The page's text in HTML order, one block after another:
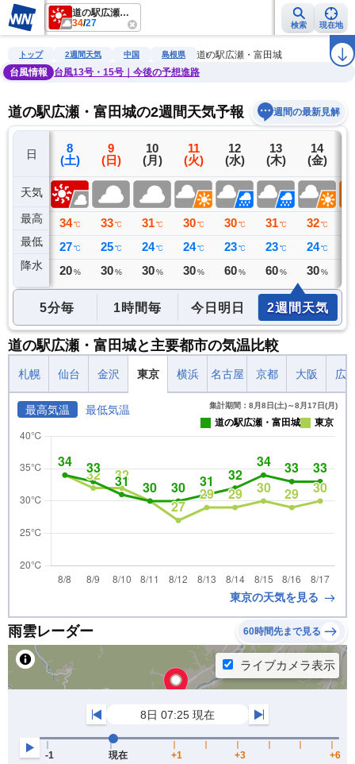
道の駅広瀬・富田城
34/27 検索 現在地
雨雲レーダー 台風情報 地震情報 警報・注意報 2週間天気 ラ
トップ 2週間天気 中国 島根県
道の駅広瀬・富田城
台風情報
台風13号・15号｜今後の予想進路
道の駅広瀬・富田城の2週間天気予報 週間の最新見解
日
天気
最高
最低
降水
7
(金)
37 ℃
27 ℃
0 ミリ
8
(土)
34 ℃
27 ℃
20 %
9
(日)
33 ℃
25 ℃
30 %
10
(月)
31 ℃
24 ℃
30 %
11
(火)
30 ℃
24 ℃
30 %
12
(水)
30 ℃
23 ℃
60 %
13
(木)
31 ℃
23 ℃
60 %
14
(金)
32 ℃
24 ℃
30 %
5分毎 1時間毎 今日明日 2週間天気
道の駅広瀬・富田城と主要都市の気温比較
札幌 仙台 金沢 東京 横浜 名古屋 京都 大阪 広
最高気温 最低気温 集計期間：8月8日(土)～8月17日(月)
道の駅広瀬・富田城 東京
東京の天気を見る
雨雲レーダー 60時間先まで見る